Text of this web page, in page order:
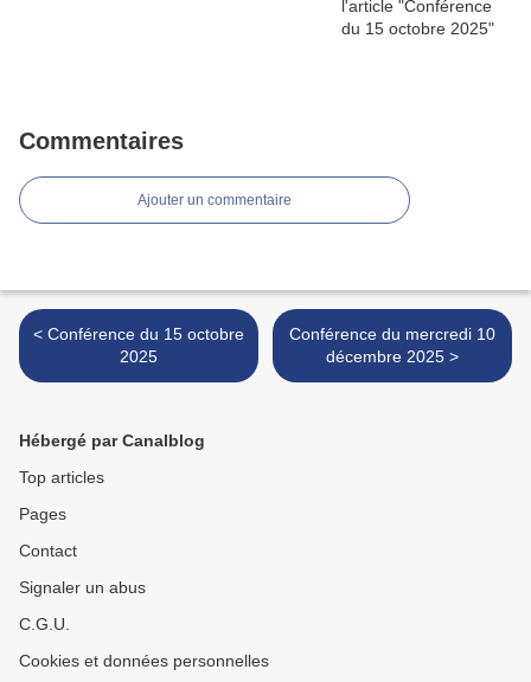
Commentaires
Ajouter un commentaire
< Conférence du 15 octobre
2025
Conférence du mercredi 10
décembre 2025 >
Hébergé par Canalblog
Top articles
Pages
Contact
Signaler un abus
C.G.U.
Cookies et données personnelles